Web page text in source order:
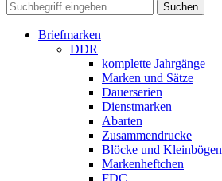
Suchen
Briefmarken
DDR
komplette Jahrgänge
Marken und Sätze
Dauerserien
Dienstmarken
Abarten
Zusammendrucke
Blöcke und Kleinbögen
Markenheftchen
FDC